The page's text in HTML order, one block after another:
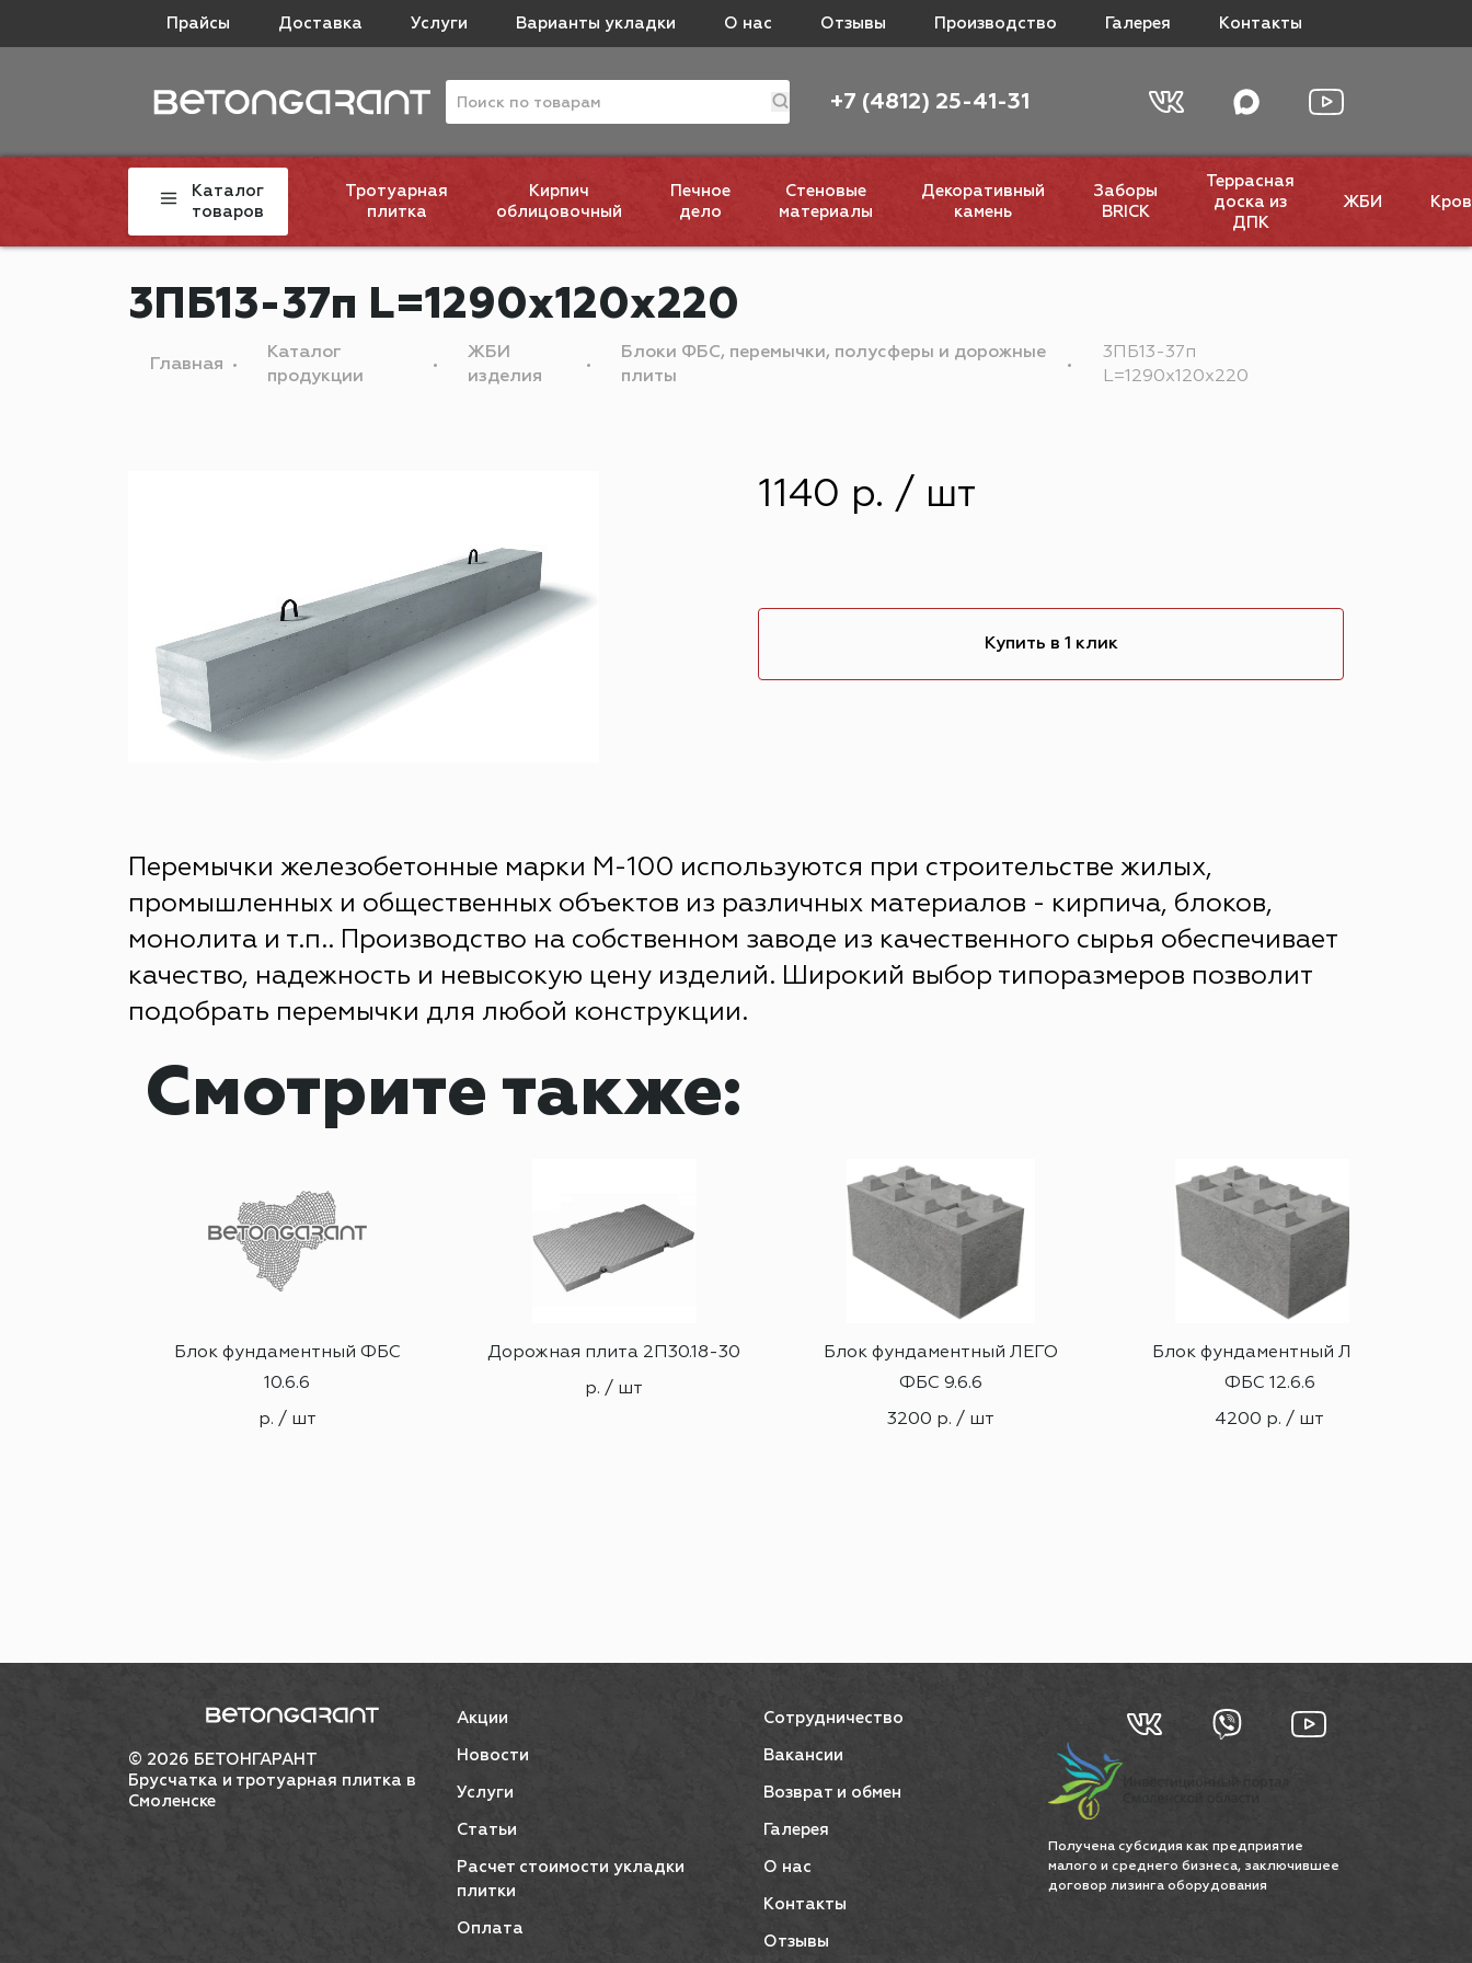
Прайсы Доставка Услуги Варианты укладки О нас Отзывы Производство Галерея Контакты
+7 (4812) 25-41-31
Каталог
товаров
Тротуарная
плитка
Кирпич
облицовочный
Печное
дело
Стеновые
материалы
Декоративный
камень
Заборы
BRICK
Террасная
доска из
ДПК
ЖБИ
3ПБ13-37п L=1290х120х220
Главная
Каталог
продукции
ЖБИ
изделия
Блоки ФБС, перемычки, полусферы и дорожные
плиты
3ПБ13-37п
L=1290х120х220
1140 р. / шт
Купить в 1 клик
Перемычки железобетонные марки М-100 используются при строительстве жилых,
промышленных и общественных объектов из различных материалов - кирпича, блоков,
монолита и т.п.. Производство на собственном заводе из качественного сырья обеспечивает
качество, надежность и невысокую цену изделий. Широкий выбор типоразмеров позволит
подобрать перемычки для любой конструкции.
Смотрите также:
Блок фундаментный ФБС
10.6.6
р. / шт
Дорожная плита 2П30.18-30
р. / шт
Блок фундаментный ЛЕГО
ФБС 9.6.6
3200 р. / шт
Блок фундаментный ЛЕГО
ФБС 12.6.6
4200 р. / шт
© 2026 БЕТОНГАРАНТ
Брусчатка и тротуарная плитка в
Смоленске
Акции
Новости
Услуги
Статьи
Расчет стоимости укладки
плитки
Оплата
Сотрудничество
Вакансии
Возврат и обмен
Галерея
О нас
Контакты
Отзывы
Получена субсидия как предприятие
малого и среднего бизнеса, заключившее
договор лизинга оборудования